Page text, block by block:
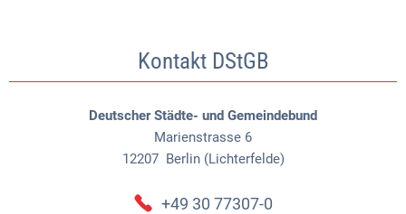
Kontakt DStGB
Deutscher Städte- und Gemeindebund
Marienstrasse 6
12207 Berlin (Lichterfelde)
+49 30 77307-0